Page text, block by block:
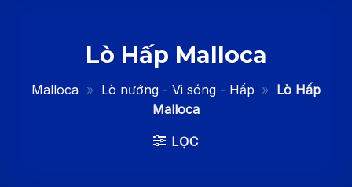
Lò Hấp Malloca
Malloca » Lò nướng - Vi sóng - Hấp » Lò Hấp
Malloca
LỌC